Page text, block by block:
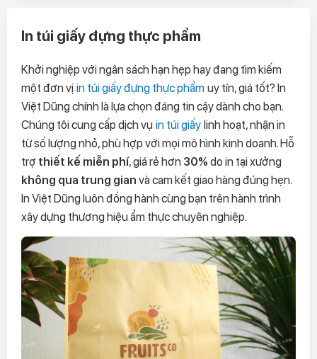
In túi giấy đựng thực phẩm
Khởi nghiệp với ngân sách hạn hẹp hay đang tìm kiếm
một đơn vị in túi giấy đựng thực phẩm uy tín, giá tốt? In
Việt Dũng chính là lựa chọn đáng tin cậy dành cho bạn.
Chúng tôi cung cấp dịch vụ in túi giấy linh hoạt, nhận in
từ số lượng nhỏ, phù hợp với mọi mô hình kinh doanh. Hỗ
trợ thiết kế miễn phí, giá rẻ hơn 30% do in tại xưởng
không qua trung gian và cam kết giao hàng đúng hẹn.
In Việt Dũng luôn đồng hành cùng bạn trên hành trình
xây dựng thương hiệu ẩm thực chuyên nghiệp.